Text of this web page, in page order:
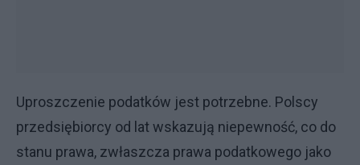
Uproszczenie podatków jest potrzebne. Polscy
przedsiębiorcy od lat wskazują niepewność, co do
stanu prawa, zwłaszcza prawa podatkowego jako